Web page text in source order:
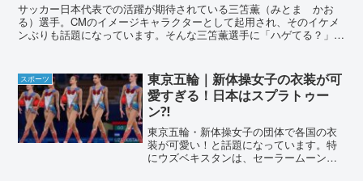
サッカー日本代表での活躍が期待されている三笘薫（みとま かお
る）選手。CMのイメージキャラクターとして起用され、そのイケメ
ンぶりも話題になっています。そんな三笘薫選手に「ハゲてる？」と
スポーツ
東京五輪｜新体操女子の衣装が可
愛すぎる！日本はスプラトゥー
ン⁈
東京五輪・新体操女子の団体で各国の衣
装が可愛い！と話題になっています。特
にウズベキスタンは、セーラームーンの